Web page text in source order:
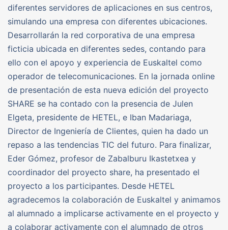
diferentes servidores de aplicaciones en sus centros,
simulando una empresa con diferentes ubicaciones.
Desarrollarán la red corporativa de una empresa
ficticia ubicada en diferentes sedes, contando para
ello con el apoyo y experiencia de Euskaltel como
operador de telecomunicaciones. En la jornada online
de presentación de esta nueva edición del proyecto
SHARE se ha contado con la presencia de Julen
Elgeta, presidente de HETEL, e Iban Madariaga,
Director de Ingeniería de Clientes, quien ha dado un
repaso a las tendencias TIC del futuro. Para finalizar,
Eder Gómez, profesor de Zabalburu Ikastetxea y
coordinador del proyecto share, ha presentado el
proyecto a los participantes. Desde HETEL
agradecemos la colaboración de Euskaltel y animamos
al alumnado a implicarse activamente en el proyecto y
a colaborar activamente con el alumnado de otros